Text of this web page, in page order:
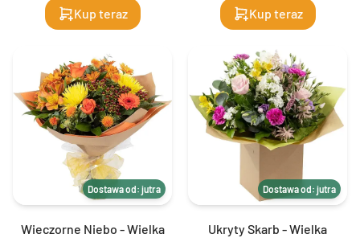
Kup teraz Kup teraz
Dostawa od: jutra
Wieczorne Niebo - Wielka
Dostawa od: jutra
Ukryty Skarb - Wielka